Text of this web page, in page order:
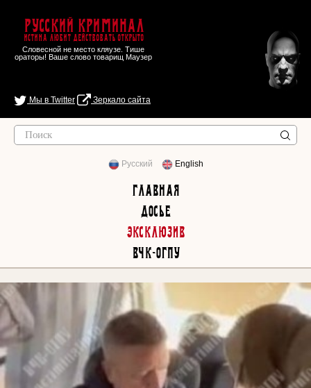
Русский Криминал
Истина любит действовать открыто
Словесной не место кляузе. Тише
ораторы! Ваше слово товарищ Маузер
Мы в Twitter Зеркало сайта
Русский English
Главная
Досье
Эксклюзив
ВЧК-ОГПУ